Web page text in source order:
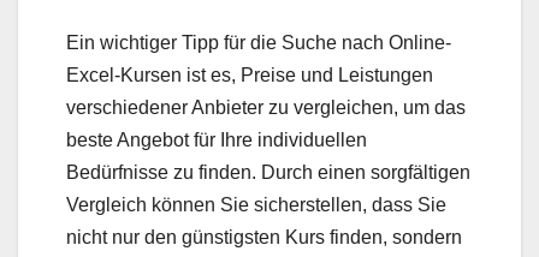
Ein wichtiger Tipp für die Suche nach Online-
Excel-Kursen ist es, Preise und Leistungen
verschiedener Anbieter zu vergleichen, um das
beste Angebot für Ihre individuellen
Bedürfnisse zu finden. Durch einen sorgfältigen
Vergleich können Sie sicherstellen, dass Sie
nicht nur den günstigsten Kurs finden, sondern